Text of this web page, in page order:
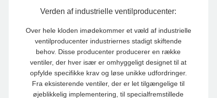
Verden af ​​industrielle ventilproducenter:
Over hele kloden imødekommer et væld af industrielle
ventilproducenter industriernes stadigt skiftende
behov. Disse producenter producerer en række
ventiler, der hver især er omhyggeligt designet til at
opfylde specifikke krav og løse unikke udfordringer.
Fra eksisterende ventiler, der er let tilgængelige til
øjeblikkelig implementering, til specialfremstillede